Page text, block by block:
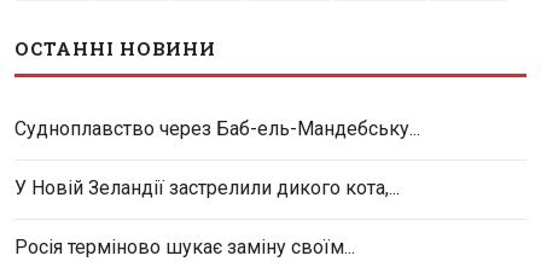
ОСТАННІ НОВИНИ
Судноплавство через Баб-ель-Мандебську...
У Новій Зеландії застрелили дикого кота,...
Росія терміново шукає заміну своїм...